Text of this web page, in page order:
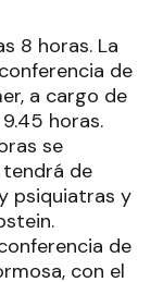
8 horas. La
de
a cargo de
horas.
se
de
psiquiatras y
de
con el